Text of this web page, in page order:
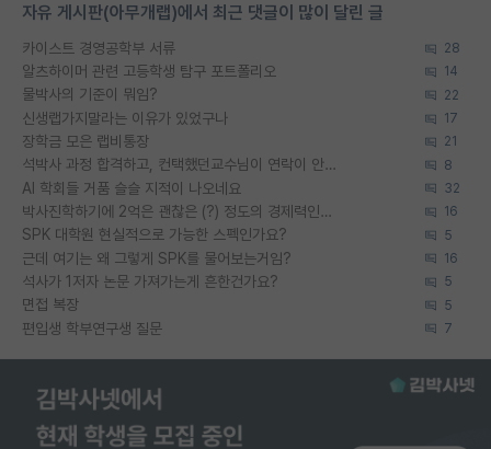
자유 게시판(아무개랩)에서 최근 댓글이 많이 달린 글
카이스트 경영공학부 서류 28
알츠하이머 관련 고등학생 탐구 포트폴리오 14
물박사의 기준이 뭐임? 22
신생랩가지말라는 이유가 있었구나 17
장학금 모은 랩비통장 21
석박사 과정 합격하고, 컨택했던교수님이 연락이 안됩니다... 8
AI 학회들 거품 슬슬 지적이 나오네요 32
박사진학하기에 2억은 괜찮은 (?) 정도의 경제력인가요 16
SPK 대학원 현실적으로 가능한 스펙인가요? 5
근데 여기는 왜 그렇게 SPK를 물어보는거임? 16
석사가 1저자 논문 가져가는게 흔한건가요? 5
면접 복장 5
편입생 학부연구생 질문 7